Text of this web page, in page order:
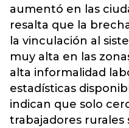
aumentó en las
resalta que la
la vinculación al
muy alta en las
alta informalidad
estadísticas
indican que solo
trabajadores